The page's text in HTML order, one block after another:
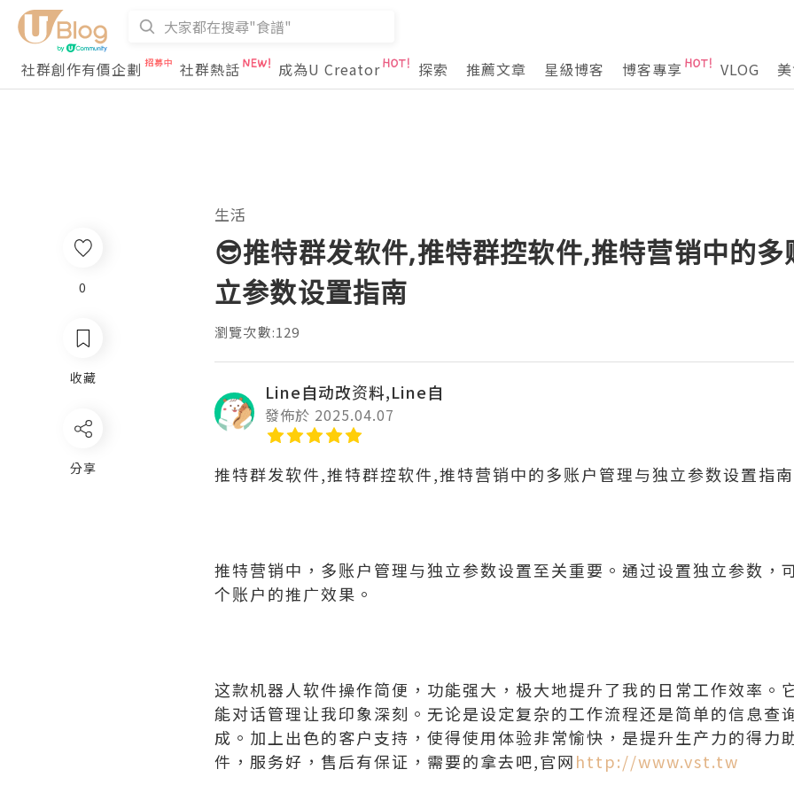
社群創作有價企劃 社群熱話 成為U Creator 探索 推薦文章 星級博客 博客專享 VLOG
生活
😎推特群发软件,推特群控软件,推特营销中的
立参数设置指南
瀏覽次數:129
Line自动改资料,Line自
發佈於 2025.04.07
推特群发软件,推特群控软件,推特营销中的多账户管理与独立参数设置指南
推特营销中，多账户管理与独立参数设置至关重要。通过设置独立参数，
个账户的推广效果。
这款机器人软件操作简便，功能强大，极大地提升了我的日常工作效率。
能对话管理让我印象深刻。无论是设定复杂的工作流程还是简单的信息查
成。加上出色的客户支持，使得使用体验非常愉快，是提升生产力的得力
件，服务好，售后有保证，需要的拿去吧,官网http://www.vst.tw
0
收藏
分享